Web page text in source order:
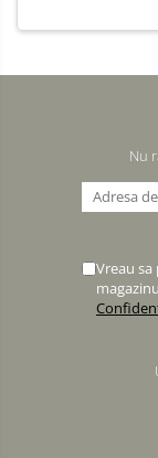
Nu
Vreau